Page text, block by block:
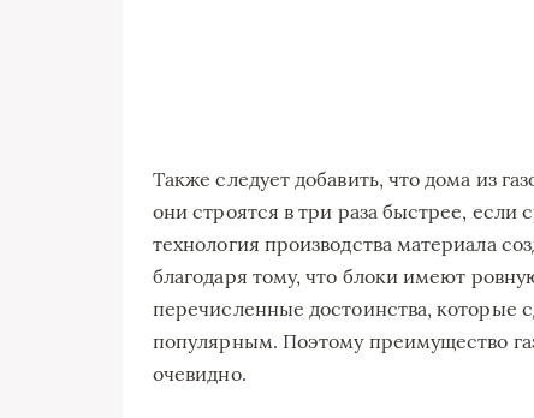
Также следует добавить, что дома из
они строятся в три раза быстрее,
технология производства материала
благодаря тому, что блоки имеют
перечисленные достоинства, которые
популярным. Поэтому преимущество
очевидно.